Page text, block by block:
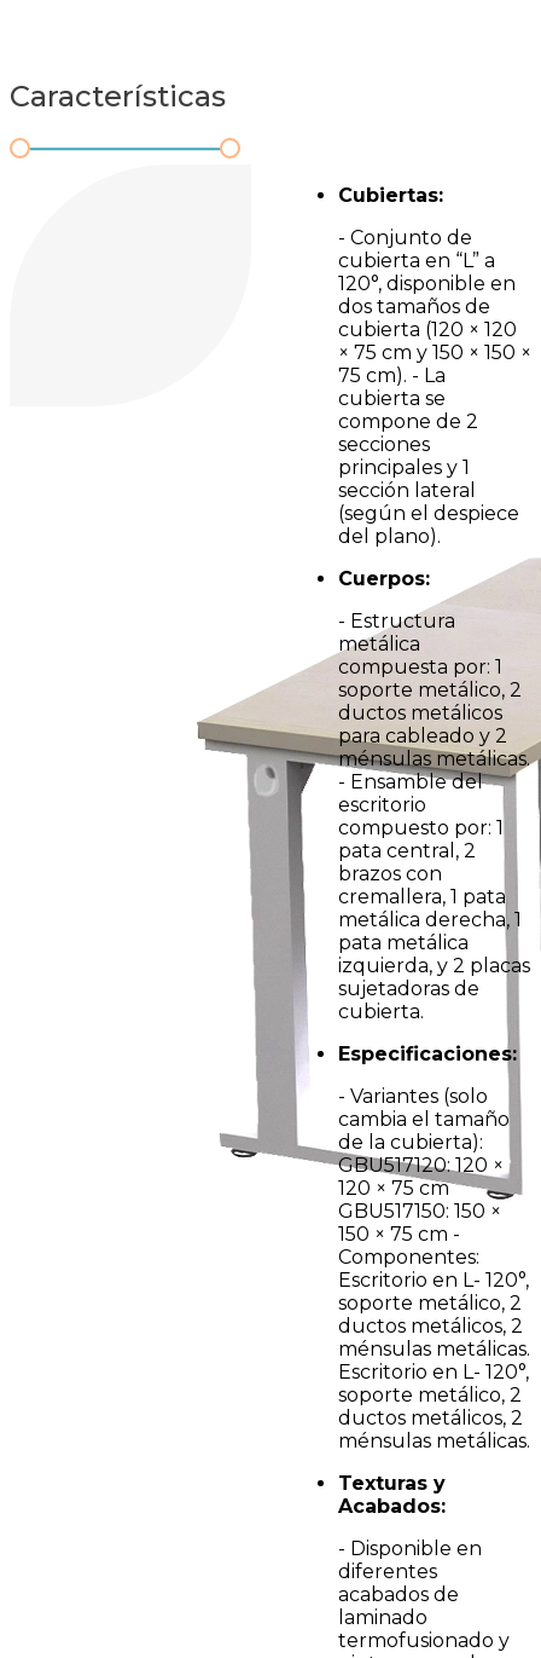
Características
Cubiertas:
- Conjunto de
cubierta en “L” a
120°, disponible en
dos tamaños de
cubierta (120 × 120
× 75 cm y 150 × 150 ×
75 cm). - La
cubierta se
compone de 2
secciones
principales y 1
sección lateral
(según el despiece
del plano).
Cuerpos:
- Estructura
metálica
compuesta por: 1
soporte metálico, 2
ductos metálicos
para cableado y 2
ménsulas metálicas.
- Ensamble del
escritorio
compuesto por: 1
pata central, 2
brazos con
cremallera, 1 pata
metálica derecha, 1
pata metálica
izquierda, y 2 placas
sujetadoras de
cubierta.
Especificaciones:
- Variantes (solo
cambia el tamaño
de la cubierta):
GBU517120: 120 ×
120 × 75 cm
GBU517150: 150 ×
150 × 75 cm -
Componentes:
Escritorio en L- 120°,
soporte metálico, 2
ductos metálicos, 2
ménsulas metálicas.
Escritorio en L- 120°,
soporte metálico, 2
ductos metálicos, 2
ménsulas metálicas.
Texturas y
Acabados:
- Disponible en
diferentes
acabados de
laminado
termofusionado y